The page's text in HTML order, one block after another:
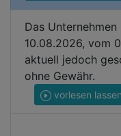
Das
10.08.2026, vom
aktuell jedoch
ohne Gewähr.
vorlesen lassen